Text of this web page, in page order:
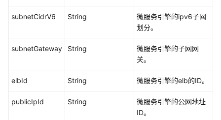
和
项
SDK
subnetCidrV6 String
微服务引擎的ipv6子网
划分。
subnetGateway String
微服务引擎的子网网
关。
elbId String 微服务引擎的elb的ID。
publicIpId String
微服务引擎的公网地址
ID。